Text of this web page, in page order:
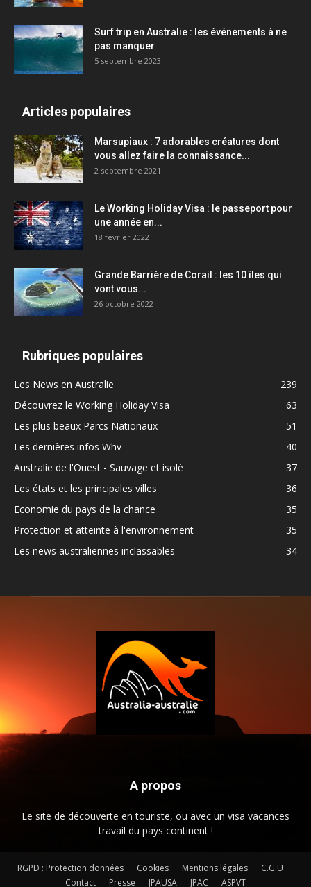
Surf trip en Australie : les événements à ne
pas manquer
5 septembre 2023
Articles populaires
Marsupiaux : 7 adorables créatures dont
vous allez faire la connaissance...
2 septembre 2021
Le Working Holiday Visa : le passeport pour
une année en...
18 février 2022
Grande Barrière de Corail : les 10 îles qui
vont vous...
26 octobre 2022
Rubriques populaires
Les News en Australie
239
Découvrez le Working Holiday Visa
63
Les plus beaux Parcs Nationaux
51
Les dernières infos Whv
40
Australie de l'Ouest - Sauvage et isolé
37
Les états et les principales villes
36
Economie du pays de la chance
35
Protection et atteinte à l'environnement
35
Les news australiennes inclassables
34
A propos
Le site de découverte en touriste, ou avec un visa vacances
travail du pays continent !
RGPD : Protection données Cookies Mentions légales
C.G.U
Contact
Presse JPAUSA JPAC ASPVT